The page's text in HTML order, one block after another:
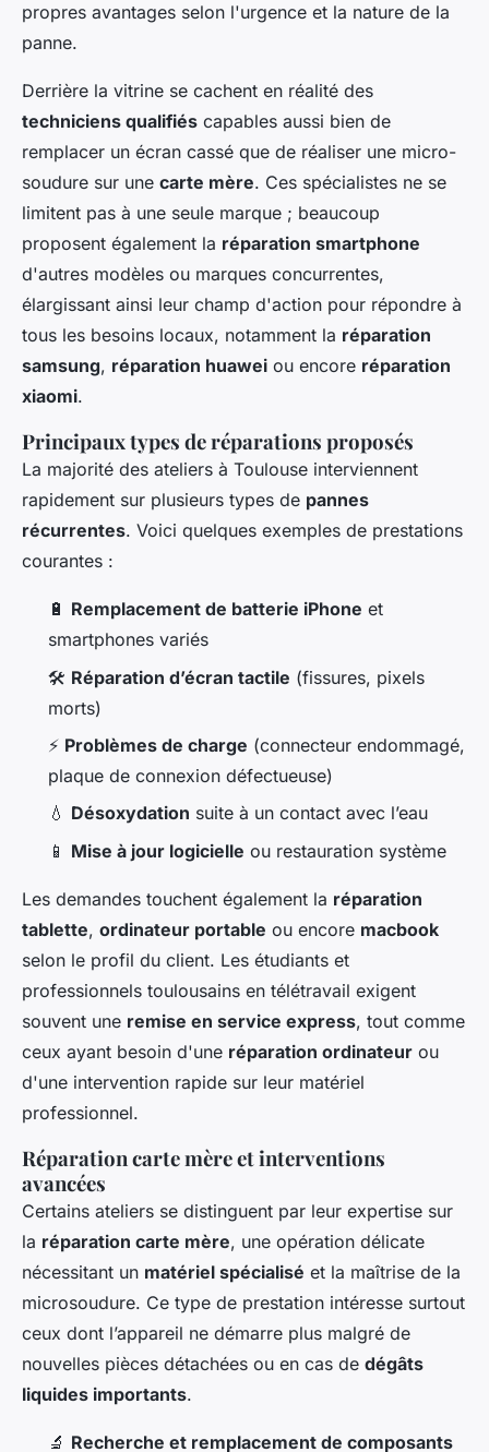
propres avantages selon l'urgence et la nature de la
panne.
Derrière la vitrine se cachent en réalité des
techniciens qualifiés capables aussi bien de
remplacer un écran cassé que de réaliser une micro-
soudure sur une carte mère. Ces spécialistes ne se
limitent pas à une seule marque ; beaucoup
proposent également la réparation smartphone
d'autres modèles ou marques concurrentes,
élargissant ainsi leur champ d'action pour répondre à
tous les besoins locaux, notamment la réparation
samsung, réparation huawei ou encore réparation
xiaomi.
Principaux types de réparations proposés
La majorité des ateliers à Toulouse interviennent
rapidement sur plusieurs types de pannes
récurrentes. Voici quelques exemples de prestations
courantes :
🔋 Remplacement de batterie iPhone et
smartphones variés
🛠️ Réparation d’écran tactile (fissures, pixels
morts)
⚡ Problèmes de charge (connecteur endommagé,
plaque de connexion défectueuse)
💧 Désoxydation suite à un contact avec l’eau
📱 Mise à jour logicielle ou restauration système
Les demandes touchent également la réparation
tablette, ordinateur portable ou encore macbook
selon le profil du client. Les étudiants et
professionnels toulousains en télétravail exigent
souvent une remise en service express, tout comme
ceux ayant besoin d'une réparation ordinateur ou
d'une intervention rapide sur leur matériel
professionnel.
Réparation carte mère et interventions
avancées
Certains ateliers se distinguent par leur expertise sur
la réparation carte mère, une opération délicate
nécessitant un matériel spécialisé et la maîtrise de la
microsoudure. Ce type de prestation intéresse surtout
ceux dont l’appareil ne démarre plus malgré de
nouvelles pièces détachées ou en cas de dégâts
liquides importants.
🔬 Recherche et remplacement de composants